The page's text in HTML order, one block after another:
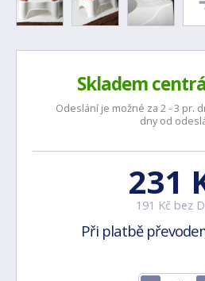
Skladem
Odeslání je možné za 2 - 3 pr.
dny od
231
191 Kč bez
Při platbě